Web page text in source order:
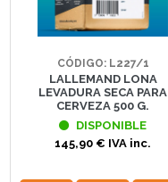
CÓDIGO: L227/1
LALLEMAND LONA
LEVADURA SECA PARA
CERVEZA 500 G.
DISPONIBLE
145,90 € IVA inc.